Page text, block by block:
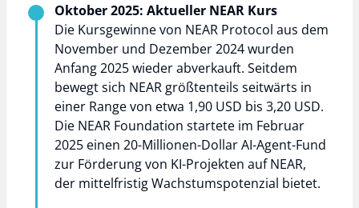
Oktober 2025: Aktueller NEAR Kurs
Die Kursgewinne von NEAR Protocol aus dem
November und Dezember 2024 wurden
Anfang 2025 wieder abverkauft. Seitdem
bewegt sich NEAR größtenteils seitwärts in
einer Range von etwa 1,90 USD bis 3,20 USD.
Die NEAR Foundation startete im Februar
2025 einen 20-Millionen-Dollar AI-Agent-Fund
zur Förderung von KI-Projekten auf NEAR,
der mittelfristig Wachstumspotenzial bietet.